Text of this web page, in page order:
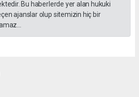
Bu haberlerde yer alan hukuki
ajanslar olup sitemizin hiç bir